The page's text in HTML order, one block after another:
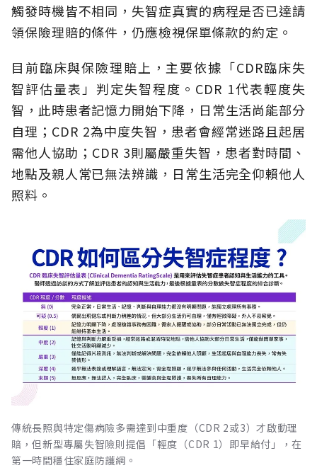
觸發時機皆不相同，失智症真實的病程是否已達請
領保險理賠的條件，仍應檢視保單條款的約定。
目前臨床與保險理賠上，主要依據「CDR臨床失
智評估量表」判定失智程度。CDR 1代表輕度失
智，此時患者記憶力開始下降，日常生活尚能部分
自理；CDR 2為中度失智，患者會經常迷路且起居
需他人協助；CDR 3則屬嚴重失智，患者對時間、
地點及親人常已無法辨識，日常生活完全仰賴他人
照料。
傳統長照與特定傷病險多需達到中重度（CDR 2或3）才啟動理
賠，但新型專屬失智險則提倡「輕度（CDR 1）即早給付」，在
第一時間穩住家庭防護網。